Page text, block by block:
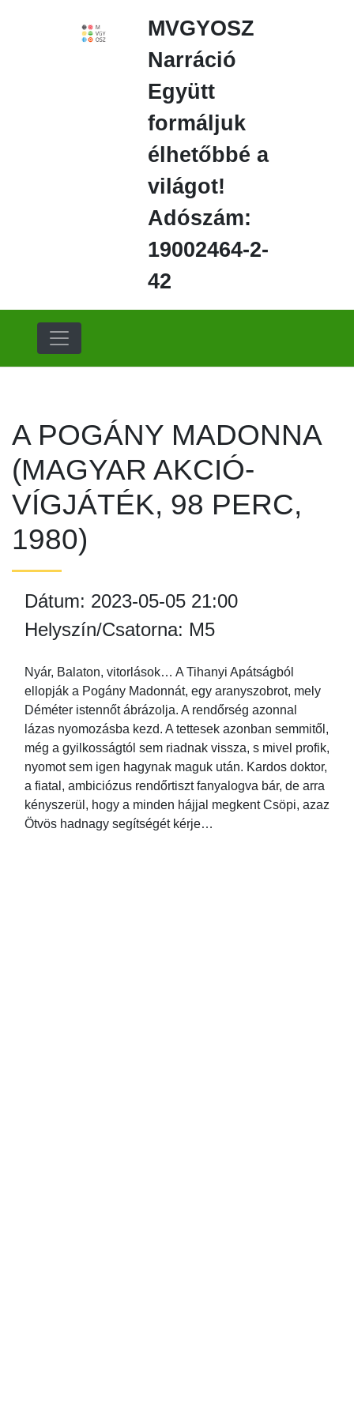
MVGYOSZ
Narráció
Együtt
formáljuk
élhetőbbé a
világot!
Adószám:
19002464-2-
42
A POGÁNY MADONNA
(MAGYAR AKCIÓ-
VÍGJÁTÉK, 98 PERC,
1980)
Dátum: 2023-05-05 21:00
Helyszín/Csatorna: M5
Nyár, Balaton, vitorlások… A Tihanyi Apátságból
ellopják a Pogány Madonnát, egy aranyszobrot, mely
Déméter istennőt ábrázolja. A rendőrség azonnal
lázas nyomozásba kezd. A tettesek azonban semmitől,
még a gyilkosságtól sem riadnak vissza, s mivel profik,
nyomot sem igen hagynak maguk után. Kardos doktor,
a fiatal, ambiciózus rendőrtiszt fanyalogva bár, de arra
kényszerül, hogy a minden hájjal megkent Csöpi, azaz
Ötvös hadnagy segítségét kérje…